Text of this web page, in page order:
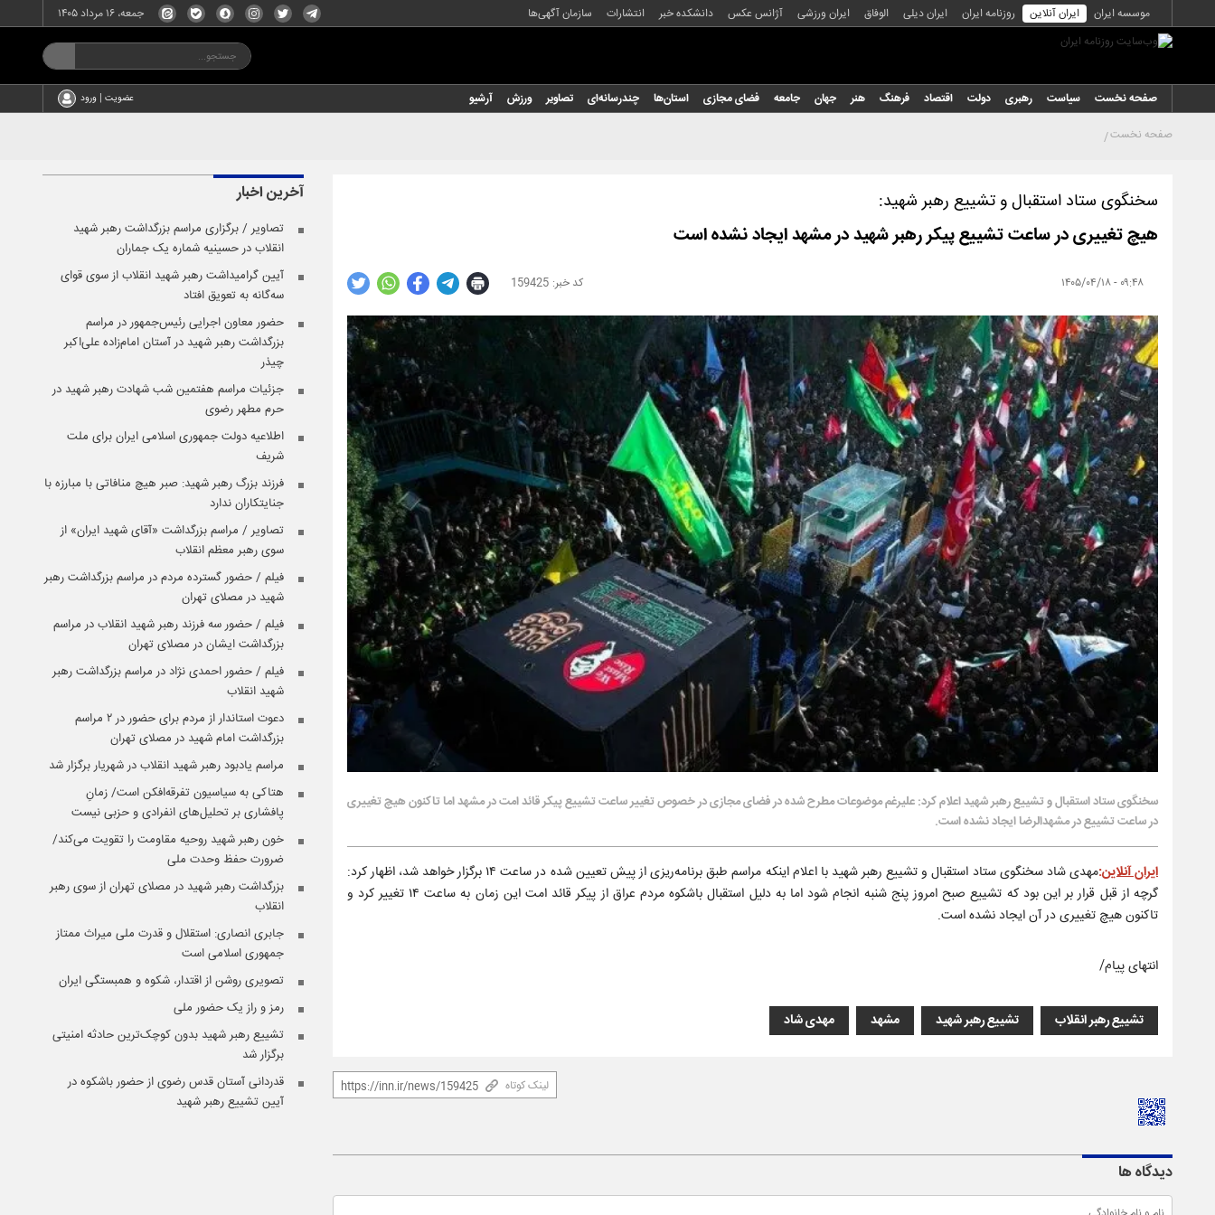
موسسه ایران ایران آنلاین روزنامه ایران ایران دیلی الوفاق ایران ورزشی آژانس عکس دانشکده خبر انتشارات سازمان آگهی‌ها جمعه، ۱۶ مرداد ۱۴۰۵
صفحه نخست سیاست رهبری دولت اقتصاد فرهنگ هنر جهان جامعه فضای مجازی استان‌ها چندرسانه‌ای تصاویر ورزش آرشیو عضویت | ورود
صفحه نخست
سخنگوی ستاد استقبال و تشییع رهبر شهید:
هیچ تغییری در ساعت تشییع پیکر رهبر شهید در مشهد ایجاد نشده است
۰۹:۴۸ - ۱۴۰۵/۰۴/۱۸ 159425
سخنگوی ستاد استقبال و تشییع رهبر شهید اعلام کرد: علیرغم موضوعات مطرح شده در فضای مجازی در خصوص تغییر ساعت تشییع پیکر قائد امت در مشهد اما تاکنون هیچ تغییری
در ساعت تشییع در مشهدالرضا ایجاد نشده است.
ایران آنلاین:
مهدی شاد سخنگوی ستاد استقبال و تشییع رهبر شهید با اعلام اینکه مراسم طبق برنامه‌ریزی از پیش تعیین شده در ساعت ۱۴ برگزار خواهد شد، اظهار کرد:
گرچه از قبل قرار بر این بود که تشییع صبح امروز پنج شنبه انجام شود اما به دلیل استقبال باشکوه مردم عراق از پیکر قائد امت این زمان به ساعت ۱۴ تغییر کرد و
تاکنون هیچ تغییری در آن ایجاد نشده است.
انتهای پیام/
تشییع رهبر انقلاب تشییع رهبر شهید مشهد مهدی شاد
لینک کوتاه
دیدگاه ها
آخرین اخبار
تصاویر / برگزاری مراسم بزرگداشت رهبر شهید
انقلاب در حسینیه شماره یک جماران
آیین گرامیداشت رهبر شهید انقلاب از سوی قوای
سه‌گانه به تعویق افتاد
حضور معاون اجرایی رئیس‌جمهور در مراسم
بزرگداشت رهبر شهید در آستان امام‌زاده علی‌اکبر
چیذر
جزئیات مراسم هفتمین شب شهادت رهبر شهید در
حرم مطهر رضوی
اطلاعیه دولت جمهوری اسلامی ایران برای ملت
شریف
فرزند بزرگ رهبر شهید: صبر هیچ منافاتی با مبارزه با
جنایتکاران ندارد
تصاویر / مراسم بزرگداشت «آقای شهید ایران» از
سوی رهبر معظم انقلاب
فیلم / حضور گسترده مردم در مراسم بزرگداشت رهبر
شهید در مصلای تهران
فیلم / حضور سه فرزند رهبر شهید انقلاب در مراسم
بزرگداشت ایشان در مصلای تهران
فیلم / حضور احمدی نژاد در مراسم بزرگداشت رهبر
شهید انقلاب
دعوت استاندار از مردم برای حضور در ۲ مراسم
بزرگداشت امام شهید در مصلای تهران
مراسم یادبود رهبر شهید انقلاب در شهریار برگزار شد
هتاکی به سیاسیون تفرقه‌افکن است/ زمانِ
پافشاری بر تحلیل‌های انفرادی و حزبی نیست
خون رهبر شهید روحیه مقاومت را تقویت می‌کند/
ضرورت حفظ وحدت ملی
بزرگداشت رهبر شهید در مصلای تهران از سوی رهبر
انقلاب
جابری انصاری:‌ استقلال و قدرت ملی میراث ممتاز
جمهوری اسلامی است
تصویری روشن از اقتدار، شکوه و همبستگی ایران
رمز و راز یک حضور ملی
تشییع رهبر شهید بدون کوچک‌ترین حادثه امنیتی
برگزار شد
قدردانی آستان قدس رضوی از حضور باشکوه در
آیین تشییع رهبر شهید